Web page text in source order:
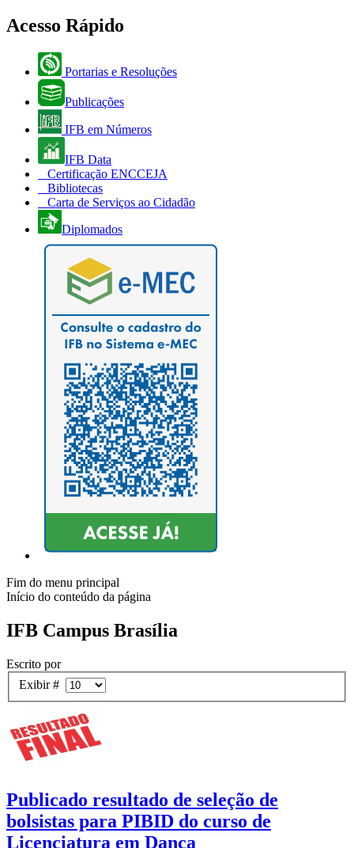
Acesso Rápido
Portarias e Resoluções
Publicações
IFB em Números
IFB Data
Certificação ENCCEJA
Bibliotecas
Carta de Serviços ao Cidadão
Diplomados
Fim do menu principal
Início do conteúdo da página
IFB Campus Brasília
Escrito por
Exibir #
Publicado resultado de seleção de
bolsistas para PIBID do curso de
Licenciatura em Dança